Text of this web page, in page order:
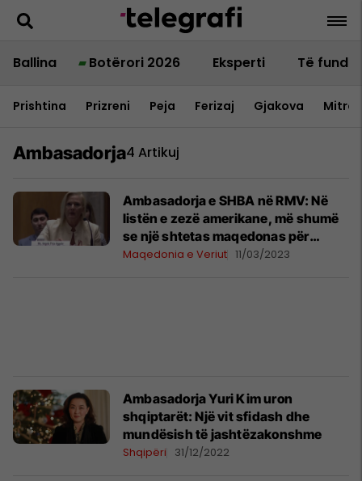
Ballina Botërori 2026 Eksperti Të fundit
Prishtina Prizreni Peja Ferizaj Gjakova
Ambasadorja4 Artikuj
Ambasadorja e SHBA në RMV: Në
listën e zezë amerikane, më shumë
se një shtetas maqedonas për
përfshirje në korrupsion
Maqedonia e Veriut 11/03/2023
Ambasadorja Yuri Kim uron
shqiptarët: Një vit sfidash dhe
mundësish të jashtëzakonshme
Shqipëri 31/12/2022